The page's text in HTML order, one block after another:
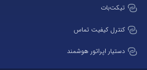
تیکت‌بات
کنترل کیفیت تماس
دستیار اپراتور هوشمند